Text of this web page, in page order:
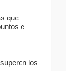
que
e
los